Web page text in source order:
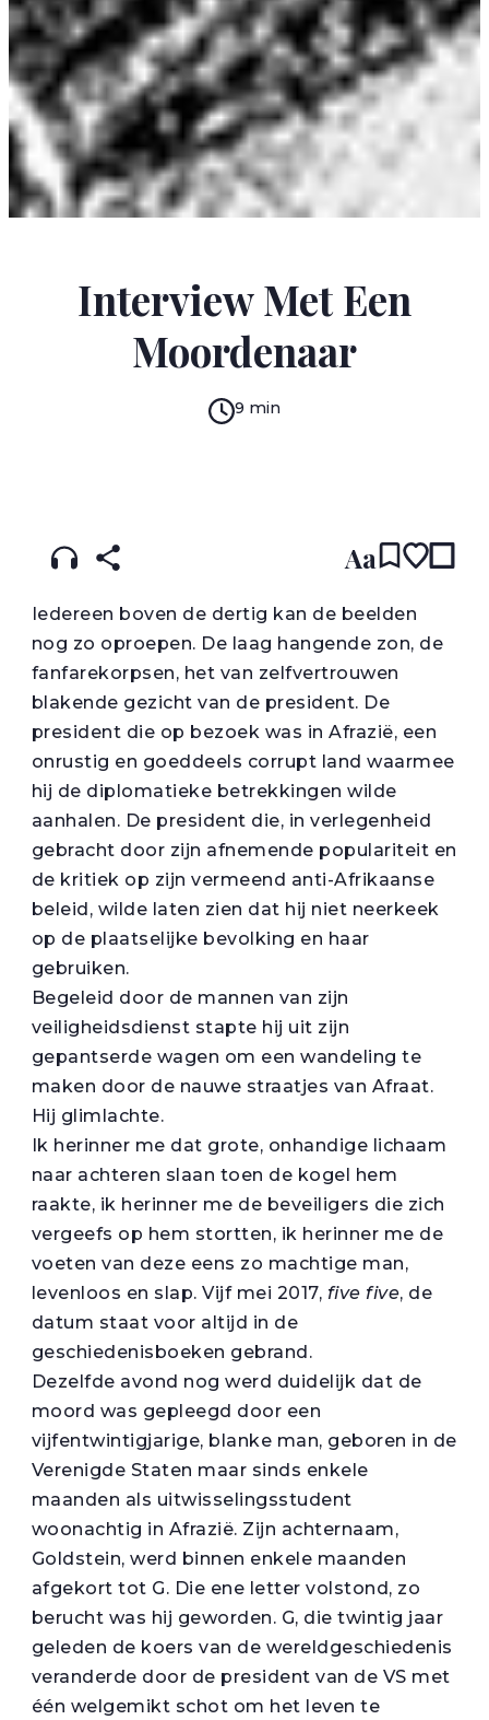
Interview Met Een
Moordenaar
9 min
Aa
edereen boven de dertig kan de beelden
nog zo oproepen. De laag hangende zon, de
fanfarekorpsen, het van zelfvertrouwen
blakende gezicht van de president. De
president die op bezoek was in Afrazië, een
onrustig en goeddeels corrupt land waarmee
hij de diplomatieke betrekkingen wilde
aanhalen. De president die, in verlegenheid
gebracht door zijn afnemende populariteit en
de kritiek op zijn vermeend anti-Afrikaanse
beleid, wilde laten zien dat hij niet neerkeek
op de plaatselijke bevolking en haar
gebruiken.
Begeleid door de mannen van zijn
veiligheidsdienst stapte hij uit zijn
gepantserde wagen om een wandeling te
maken door de nauwe straatjes van Afraat.
Hij glimlachte.
Ik herinner me dat grote, onhandige lichaam
naar achteren slaan toen de kogel hem
raakte, ik herinner me de beveiligers die zich
vergeefs op hem stortten, ik herinner me de
voeten van deze eens zo machtige man,
levenloos en slap. Vijf mei 2017, five five, de
datum staat voor altijd in de
geschiedenisboeken gebrand.
Dezelfde avond nog werd duidelijk dat de
moord was gepleegd door een
vijfentwintigjarige, blanke man, geboren in de
Verenigde Staten maar sinds enkele
maanden als uitwisselingsstudent
woonachtig in Afrazië. Zijn achternaam,
Goldstein, werd binnen enkele maanden
afgekort tot G. Die ene letter volstond, zo
berucht was hij geworden. G, die twintig jaar
geleden de koers van de wereldgeschiedenis
veranderde door de president van de VS met
één welgemikt schot om het leven te